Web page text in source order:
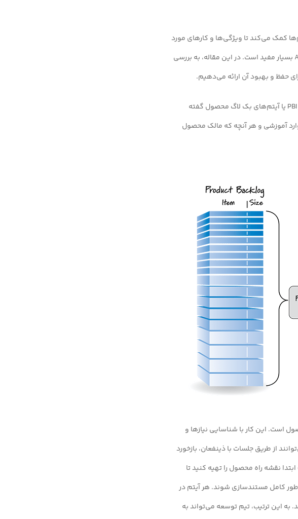
کمک می‌کند تا ویژگی‌ها و کارهای مورد
نیاز را سازماندهی و اولویت‌بندی کنند. این ابزار به‌ویژه در محیط‌های Agile بسیار مفید است. در این مقاله، به بررسی
حفظ و بهبود آن ارائه می‌دهیم.
به مواردی که در بک لاگ قرار می‌گیرند Product backlog Item یا به اختصار PBI یا آیتم‌های بک لاگ محصول گفته
آموزشی و هر آنچه که مالک محصول
است. این کار با شناسایی نیازها و
از طریق جلسات با ذینفعان، بازخورد
نقشه راه محصول را تهیه کنید تا
کامل مستندسازی شوند. هر آیتم در
این ترتیب، تیم توسعه می‌تواند به